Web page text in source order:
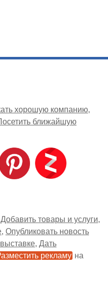
хорошую компанию
ближайшую
Добавить товары и услуги
Опубликовать новость
Дать
рекламу на